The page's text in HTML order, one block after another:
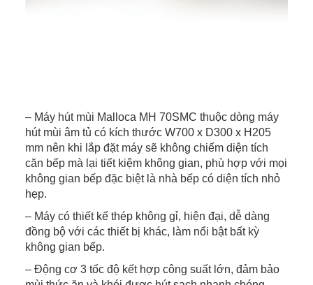
– Máy hút mùi Malloca MH 70SMC thuộc dòng máy
hút mùi âm tủ có kích thước W700 x D300 x H205
mm nên khi lắp đặt máy sẽ không chiếm diện tích
căn bếp mà lại tiết kiệm không gian, phù hợp với mọi
không gian bếp đặc biệt là nhà bếp có diện tích nhỏ
hẹp.
– Máy có thiết kế thép không gỉ, hiện đại, dễ dàng
đồng bộ với các thiết bị khác, làm nổi bật bất kỳ
không gian bếp.
– Động cơ 3 tốc độ kết hợp công suất lớn, đảm bảo